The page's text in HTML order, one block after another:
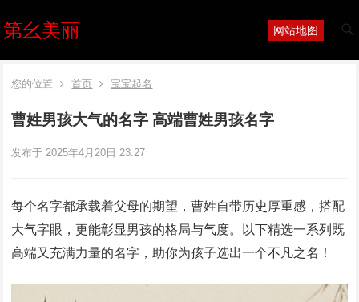
第幺美丽 网站地图
您的位置 首页 宝宝起名
曹姓男孩大气的名字 高端曹姓男孩名字
发布于 2025年4月20日 23:27
每个名字都承载着父母的期望，曹姓自带历史厚重感，搭配
大气字眼，更能彰显男孩的格局与气度。以下精选一系列既
高端又充满力量的名字，助你为孩子选出一个不凡之名！